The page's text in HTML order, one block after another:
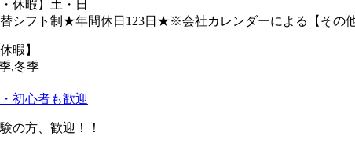
・休暇】土・日
シフト制★年間休日123日★※会社カレンダーによる【その他
暇】
,冬季
初心者も歓迎
の方、歓迎！！